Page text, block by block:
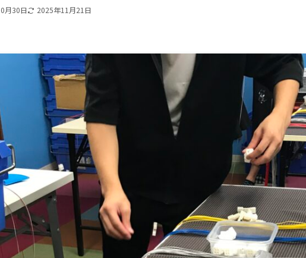
月30日 2025年11月21日